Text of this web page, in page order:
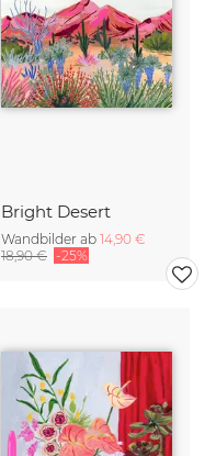
Bright Desert
Wandbilder ab 14,90 €
18,90 € -25%